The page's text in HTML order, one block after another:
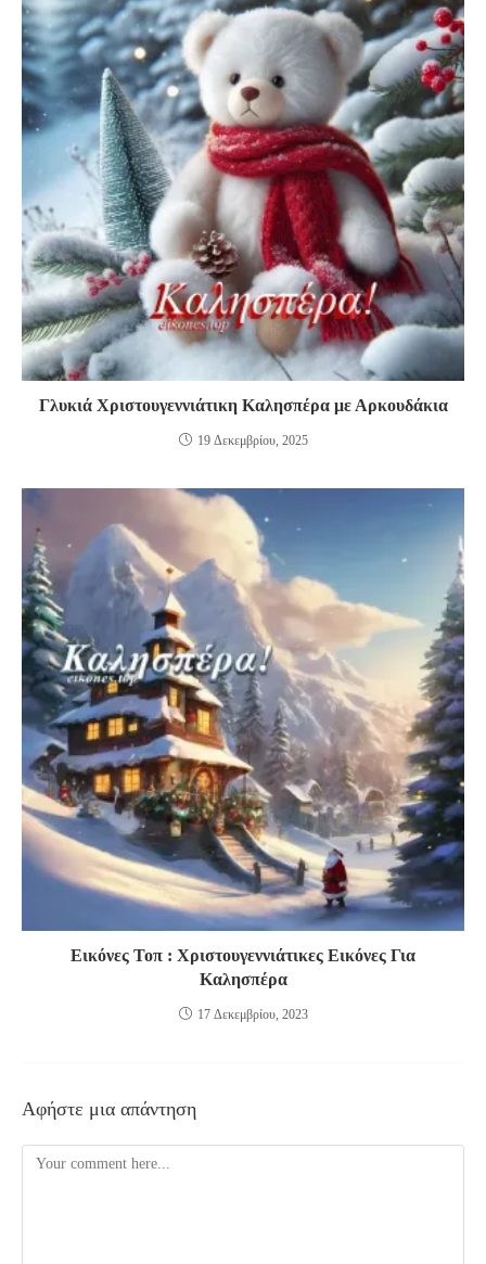
Γλυκιά Χριστουγεννιάτικη Καλησπέρα με Αρκουδάκια
19 Δεκεμβρίου, 2025
Εικόνες Τοπ : Χριστουγεννιάτικες Εικόνες Για
Καλησπέρα
17 Δεκεμβρίου, 2023
Αφήστε μια απάντηση
Comment